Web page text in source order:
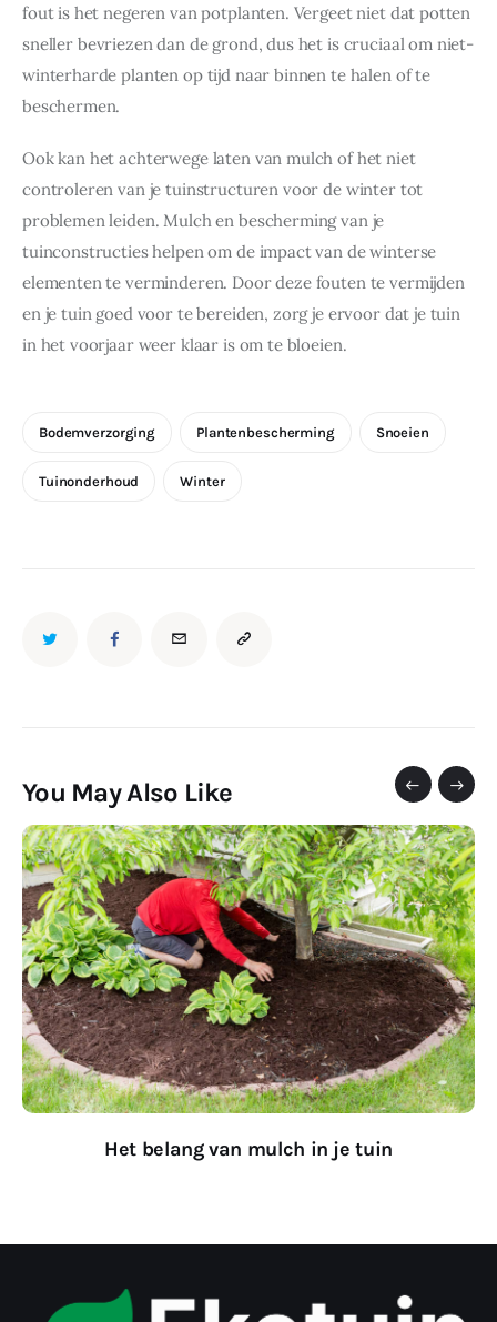
fout is het negeren van potplanten. Vergeet niet dat potten
sneller bevriezen dan de grond, dus het is cruciaal om niet-
winterharde planten op tijd naar binnen te halen of te
beschermen.
Ook kan het achterwege laten van mulch of het niet
controleren van je tuinstructuren voor de winter tot
problemen leiden. Mulch en bescherming van je
tuinconstructies helpen om de impact van de winterse
elementen te verminderen. Door deze fouten te vermijden
en je tuin goed voor te bereiden, zorg je ervoor dat je tuin
in het voorjaar weer klaar is om te bloeien.
Bodemverzorging Plantenbescherming Snoeien
Tuinonderhoud Winter
You May Also Like
Het belang van mulch in je tuin